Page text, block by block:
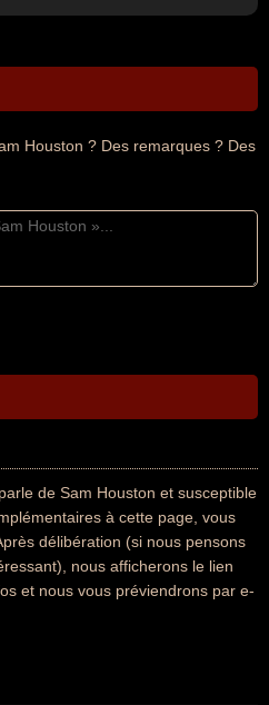
Houston ? Des remarques ? Des
de Sam Houston et susceptible
à cette page, vous
délibération (si nous pensons
nous afficherons le lien
et nous vous préviendrons par e-